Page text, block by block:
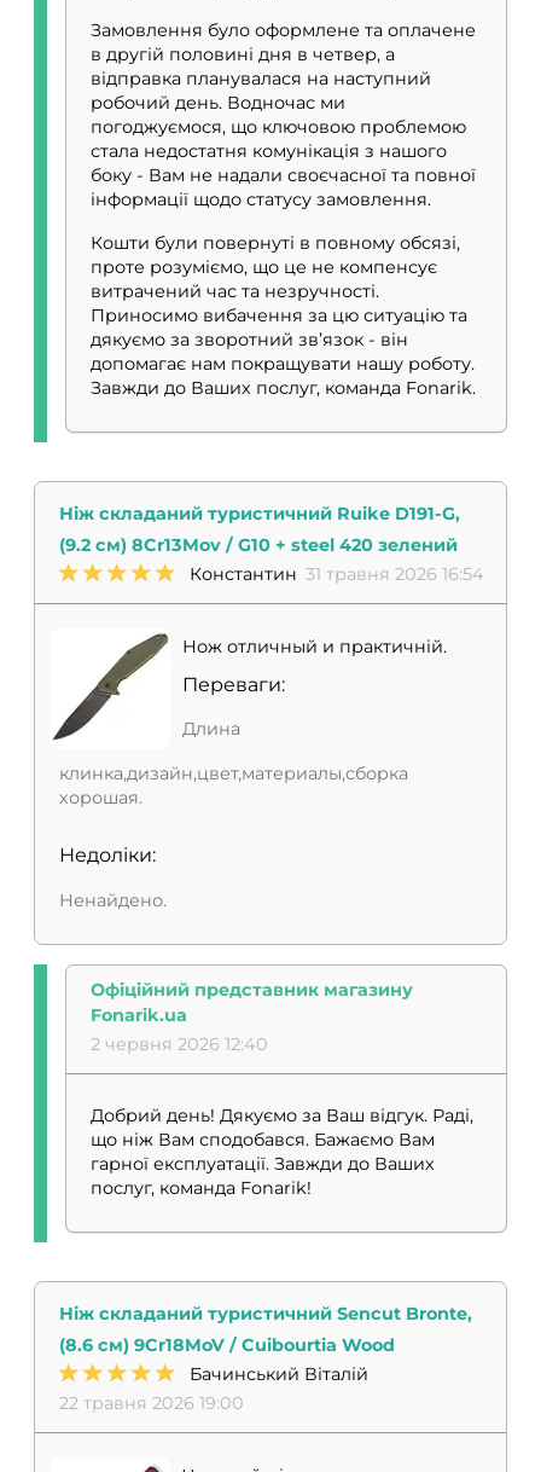
Замовлення було оформлене та оплачене
в другій половині дня в четвер, а
відправка планувалася на наступний
робочий день. Водночас ми
погоджуємося, що ключовою проблемою
стала недостатня комунікація з нашого
боку - Вам не надали своєчасної та повної
інформації щодо статусу замовлення.
Кошти були повернуті в повному обсязі,
проте розуміємо, що це не компенсує
витрачений час та незручності.
Приносимо вибачення за цю ситуацію та
дякуємо за зворотний зв’язок - він
допомагає нам покращувати нашу роботу.
Завжди до Ваших послуг, команда Fonarik.
Ніж складаний туристичний Ruike D191-G,
(9.2 см) 8Cr13Mov / G10 + steel 420 зелений
Константин 31 травня 2026 16:54
Нож отличный и практичній.
Переваги:
Длина
клинка,дизайн,цвет,материалы,сборка
хорошая.
Недоліки:
Ненайдено.
Офіційний представник магазину
Fonarik.ua
2 червня 2026 12:40
Добрий день! Дякуємо за Ваш відгук. Раді,
що ніж Вам сподобався. Бажаємо Вам
гарної експлуатації. Завжди до Ваших
послуг, команда Fonarik!
Ніж складаний туристичний Sencut Bronte,
(8.6 см) 9Cr18MoV / Cuibourtia Wood
Бачинський Віталій
22 травня 2026 19:00